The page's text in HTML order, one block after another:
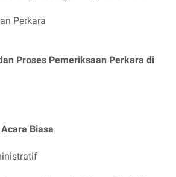
Perkara
Proses Pemeriksaan Perkara di
Biasa